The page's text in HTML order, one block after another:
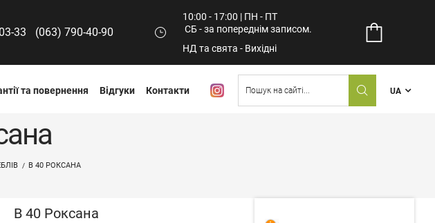
33 (063) 790-40-90
10:00 - 17:00 | ПН - ПТ
СБ - за попереднім записом.
НД та свята - Вихідні
та повернення Відгуки Контакти UA
В 40 РОКСАНА
В 40 Роксана